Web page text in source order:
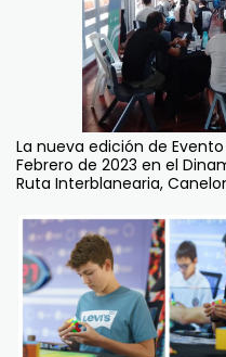
La nueva edición de
Febrero de 2023 en el
Ruta Interblanearia,